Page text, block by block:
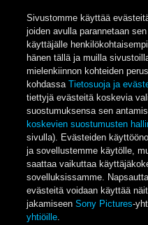
Sivustomme käyttää
joiden avulla parannetaan
käyttäjälle
hänen tällä ja muilla
mielenkiinnon kohteiden
kohdassaTietosuoja ja
tiettyjä evästeitä koskevia
suostumuksensa sen
koskevien suostumusten
sivulla). Evästeiden
ja sovellustemme käytölle,
saattaa vaikuttaa
sovelluksissamme.
evästeitä voidaan käyttää
jakamiseenSony Pictures-
yhtiöille.